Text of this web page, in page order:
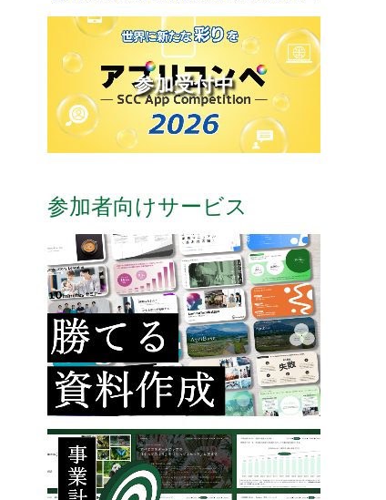
参加受付中
参加者向けサービス